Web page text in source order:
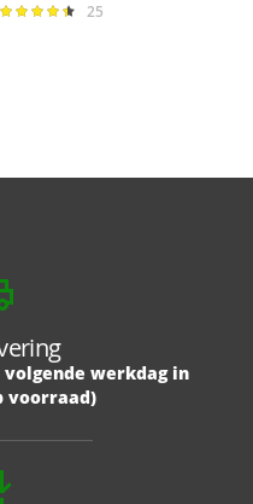
Waardering:
25
volgende werkdag in
voorraad)